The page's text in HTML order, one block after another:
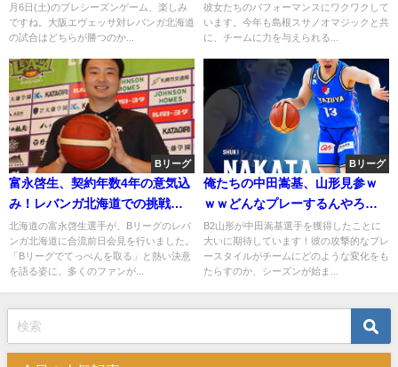
月6日(土)のプレシーズンゲーム、楽しみ
ですね。大阪エヴェッサ対レバンガ北海道
の試合はどちらが勝つのか...
彼女たちのパフォーマンスにワクワクして
います。今年も島根スサノオマジックと共
に、チームに力を与えられる...
Bリーグ
富永啓生、契約年数4年の意気込
み！レバンガ北海道での挑戦が
始まる
北海道の富永啓生選手が、Bリーグのレバ
ンガ北海道に合流前日会見を行いました。
「Bリーグでてっぺんを取る」と熱い決意
を語る姿に、多くのファンが...
Bリーグ
俺たちの中田嵩基、山形見参ｗ
ｗｗどんなプレーするんやろ
な〜
B2山形が中田嵩基選手を獲得したことに
大いに期待しています！彼の攻撃的なプレ
ースタイルがチームにどのような変化をも
たらすのか、シーズンが始ま...